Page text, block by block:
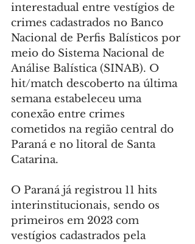
interestadual entre vestígios de
crimes cadastrados no Banco
Nacional de Perfis Balísticos por
meio do Sistema Nacional de
Análise Balística (SINAB). O
hit/match descoberto na última
semana estabeleceu uma
conexão entre crimes
cometidos na região central do
Paraná e no litoral de Santa
Catarina.
O Paraná já registrou 11 hits
interinstitucionais, sendo os
primeiros em 2023 com
vestígios cadastrados pela